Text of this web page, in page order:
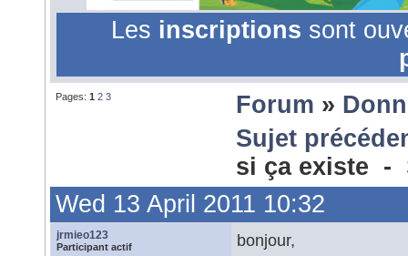
Les inscriptions sont
Pages: 1 2 3 Forum »
Sujet
si ça existe -
Wed 13 April 2011 10:32
jrmieo123
Participant actif
bonjour,